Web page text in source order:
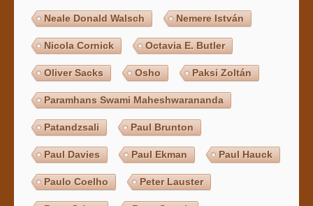
Neale Donald Walsch Nemere István
Nicola Cornick Octavia E. Butler
Oliver Sacks Osho Paksi Zoltán
Paramhans Swami Maheshwarananda
Patandzsali Paul Brunton
Paul Davies Paul Ekman Paul Hauck
Paulo Coelho Peter Lauster